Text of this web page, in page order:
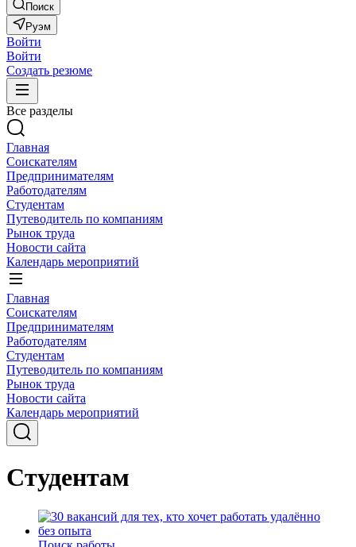
Поиск
Руэм
Войти
Войти
Создать резюме
Все разделы
Главная
Соискателям
Предпринимателям
Работодателям
Студентам
Путеводитель по компаниям
Рынок труда
Новости сайта
Календарь мероприятий
Главная
Соискателям
Предпринимателям
Работодателям
Студентам
Путеводитель по компаниям
Рынок труда
Новости сайта
Календарь мероприятий
Студентам